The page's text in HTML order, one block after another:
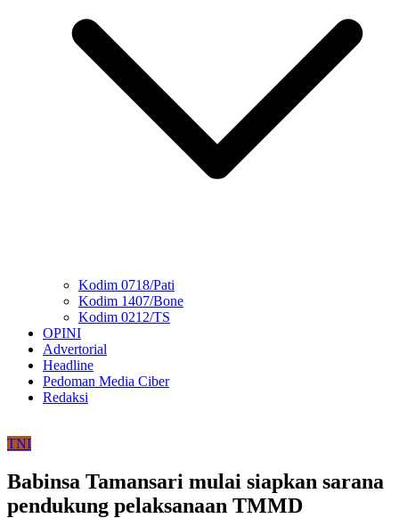
Kodim 0718/Pati
Kodim 1407/Bone
Kodim 0212/TS
OPINI
Advertorial
Headline
Pedoman Media Ciber
Redaksi
TNI
Babinsa Tamansari mulai siapkan sarana
pendukung pelaksanaan TMMD